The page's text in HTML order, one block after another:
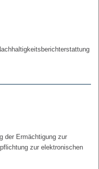
der Ermächtigung zur
zur elektronischen